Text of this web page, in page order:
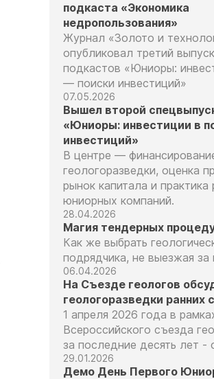
подкаста «Экономика
недропользования»
Журнал «Золото и
опубликовал третий
подкастов «Юниоры:
— поиски инвестиций»
07.05.2026
Вышел второй
«Юниоры: инвестиции в
инвестиций»
В центре —
геологоразведки, оценка
рынок капитала и практика
юниорных компаний.
28.04.2026
Магия тендерных
Как же выбрать
подрядчика, не выезжая
06.04.2026
На Съезде геологов
геологоразведки ранних
1 апреля 2026 года в
Всероссийского съезда
за последние десять лет -
29.01.2026
Демо День Первого